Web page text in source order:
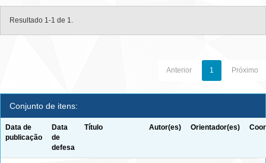
Resultado 1-1 de 1.
Anterior 1 Próximo
Conjunto de itens:
Data de
publicação
Data
de
defesa
Título Autor(es) Orientador(es)